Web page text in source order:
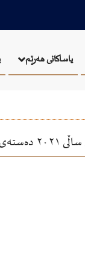
یاساکانی هەرێم